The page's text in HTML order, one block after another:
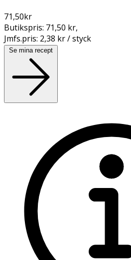
71,50kr
Butikspris: 71,50 kr,
Jmfs.pris: 2,38 kr / styck
Se mina recept